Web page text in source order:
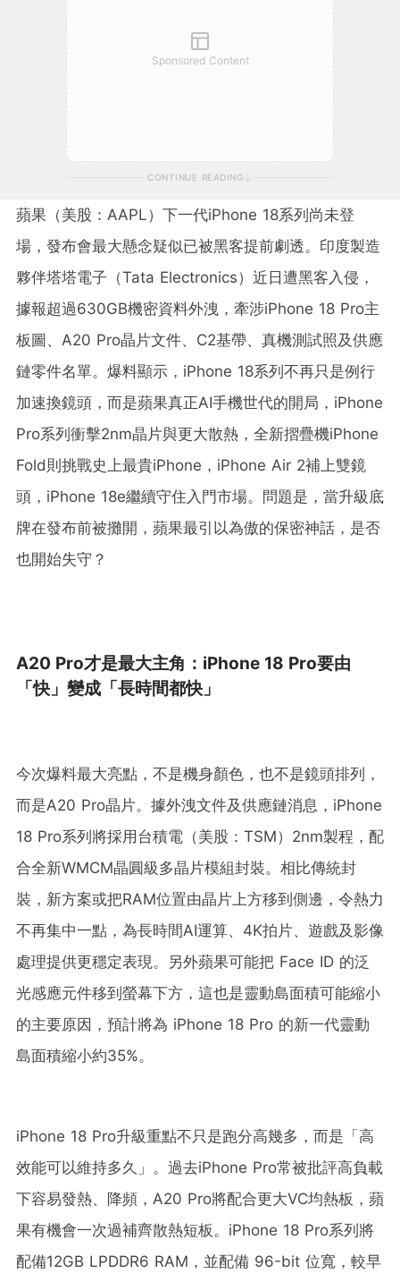
Sponsored Content
CONTINUE READING
蘋果（美股：AAPL）下一代iPhone 18系列尚未登
場，發布會最大懸念疑似已被黑客提前劇透。印度製造
夥伴塔塔電子（Tata Electronics）近日遭黑客入侵，
據報超過630GB機密資料外洩，牽涉iPhone 18 Pro主
板圖、A20 Pro晶片文件、C2基帶、真機測試照及供應
鏈零件名單。爆料顯示，iPhone 18系列不再只是例行
加速換鏡頭，而是蘋果真正AI手機世代的開局，iPhone
Pro系列衝擊2nm晶片與更大散熱，全新摺疊機iPhone
Fold則挑戰史上最貴iPhone，iPhone Air 2補上雙鏡
頭，iPhone 18e繼續守住入門市場。問題是，當升級底
牌在發布前被攤開，蘋果最引以為傲的保密神話，是否
也開始失守？
A20 Pro才是最大主角：iPhone 18 Pro要由
「快」變成「長時間都快」
今次爆料最大亮點，不是機身顏色，也不是鏡頭排列，
而是A20 Pro晶片。據外洩文件及供應鏈消息，iPhone
18 Pro系列將採用台積電（美股：TSM）2nm製程，配
合全新WMCM晶圓級多晶片模組封裝。相比傳統封
裝，新方案或把RAM位置由晶片上方移到側邊，令熱力
不再集中一點，為長時間AI運算、4K拍片、遊戲及影像
處理提供更穩定表現。另外蘋果可能把 Face ID 的泛
光感應元件移到螢幕下方，這也是靈動島面積可能縮小
的主要原因，預計將為 iPhone 18 Pro 的新一代靈動
島面積縮小約35%。
iPhone 18 Pro升級重點不只是跑分高幾多，而是「高
效能可以維持多久」。過去iPhone Pro常被批評高負載
下容易發熱、降頻，A20 Pro將配合更大VC均熱板，蘋
果有機會一次過補齊散熱短板。iPhone 18 Pro系列將
配備12GB LPDDR6 RAM，並配備 96-bit 位寬，較早